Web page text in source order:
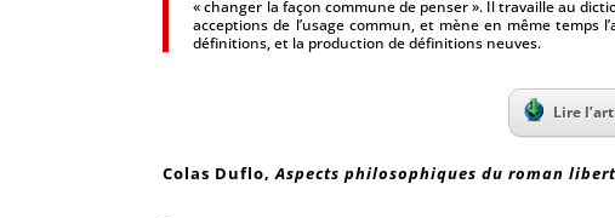
« changer la façon commune de penser ». Il travaille au
acceptions de l’usage commun, et mène en même temps
définitions, et la production de définitions neuves.
Lire
Colas Duflo, Aspects philosophiques du roman